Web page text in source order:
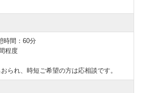
間：60分
程度
られ、時短ご希望の方は応相談です。